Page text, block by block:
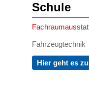
Schule
Fahrzeugtechnik
Hier geht es